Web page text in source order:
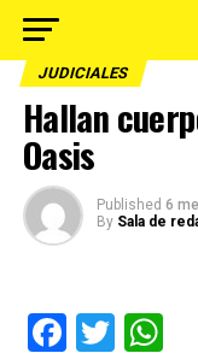
JUDICIALES
Hallan
Oasis
Published 6
By Sala de